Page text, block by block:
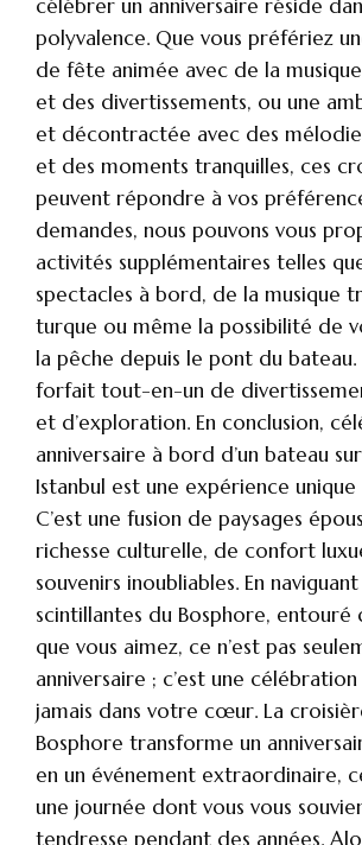
célébrer un anniversaire réside
polyvalence. Que vous préfériez
de fête animée avec de la
et des divertissements, ou une
et décontractée avec des
et des moments tranquilles, ces
peuvent répondre à vos
demandes, nous pouvons vous
activités supplémentaires telles
spectacles à bord, de la musique
turque ou même la possibilité de
la pêche depuis le pont du bateau.
forfait tout-en-un de
et d’exploration. En conclusion,
anniversaire à bord d’un bateau
Istanbul est une expérience
C’est une fusion de paysages
richesse culturelle, de confort
souvenirs inoubliables. En
scintillantes du Bosphore, entouré
que vous aimez, ce n’est pas
anniversaire ; c’est une célébration
jamais dans votre cœur. La
Bosphore transforme un
en un événement extraordinaire,
une journée dont vous vous
tendresse pendant des années.